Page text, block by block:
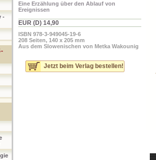
-
Eine Erzählung über den Ablauf von
Ereignissen
EUR (D) 14,90
ISBN 978-3-949045-19-6
208 Seiten, 140 x 205 mm
Aus dem Slowenischen von Metka Wakounig
Jetzt beim Verlag bestellen!